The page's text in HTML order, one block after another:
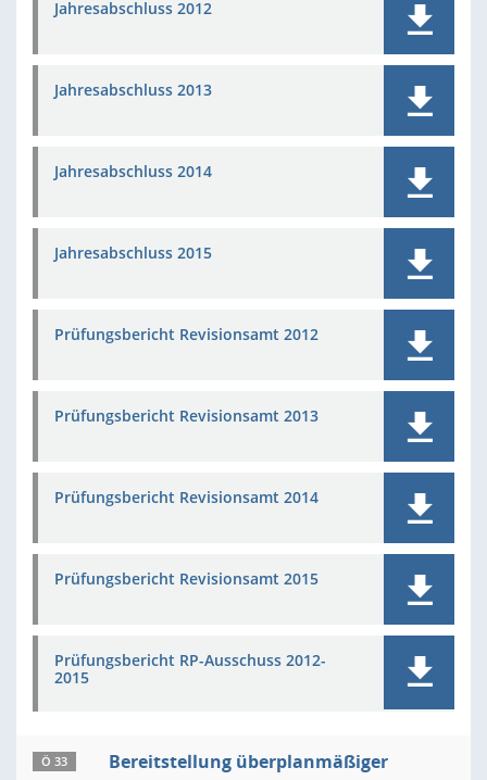
Jahresabschluss 2012
Jahresabschluss 2013
Jahresabschluss 2014
Jahresabschluss 2015
Prüfungsbericht Revisionsamt 2012
Prüfungsbericht Revisionsamt 2013
Prüfungsbericht Revisionsamt 2014
Prüfungsbericht Revisionsamt 2015
Prüfungsbericht RP-Ausschuss 2012-
2015
Ö 33
Bereitstellung überplanmäßiger